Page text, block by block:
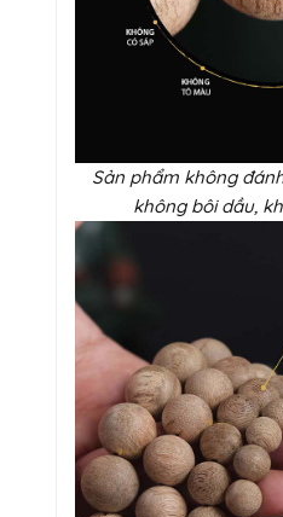
Sản phẩm không
không bôi dầu,